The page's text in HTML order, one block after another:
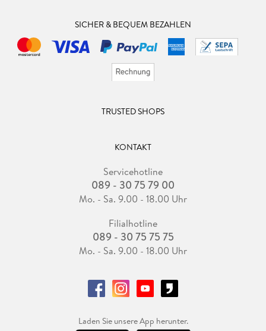
SICHER & BEQUEM BEZAHLEN
TRUSTED SHOPS
KONTAKT
Servicehotline
089 - 30 75 79 00
Mo. - Sa. 9.00 - 18.00 Uhr
Filialhotline
089 - 30 75 75 75
Mo. - Sa. 9.00 - 18.00 Uhr
Laden Sie unsere App herunter.